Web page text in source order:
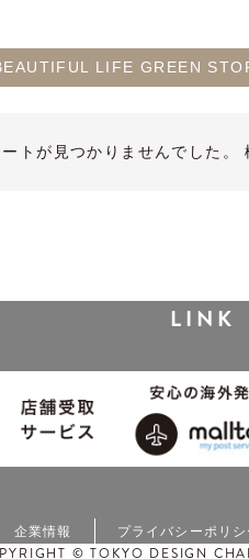
LIFE GREEN
トが見つかりませんでした。
LINK
企業情報 プライバシーポリシ
© TOKYO DESIGN